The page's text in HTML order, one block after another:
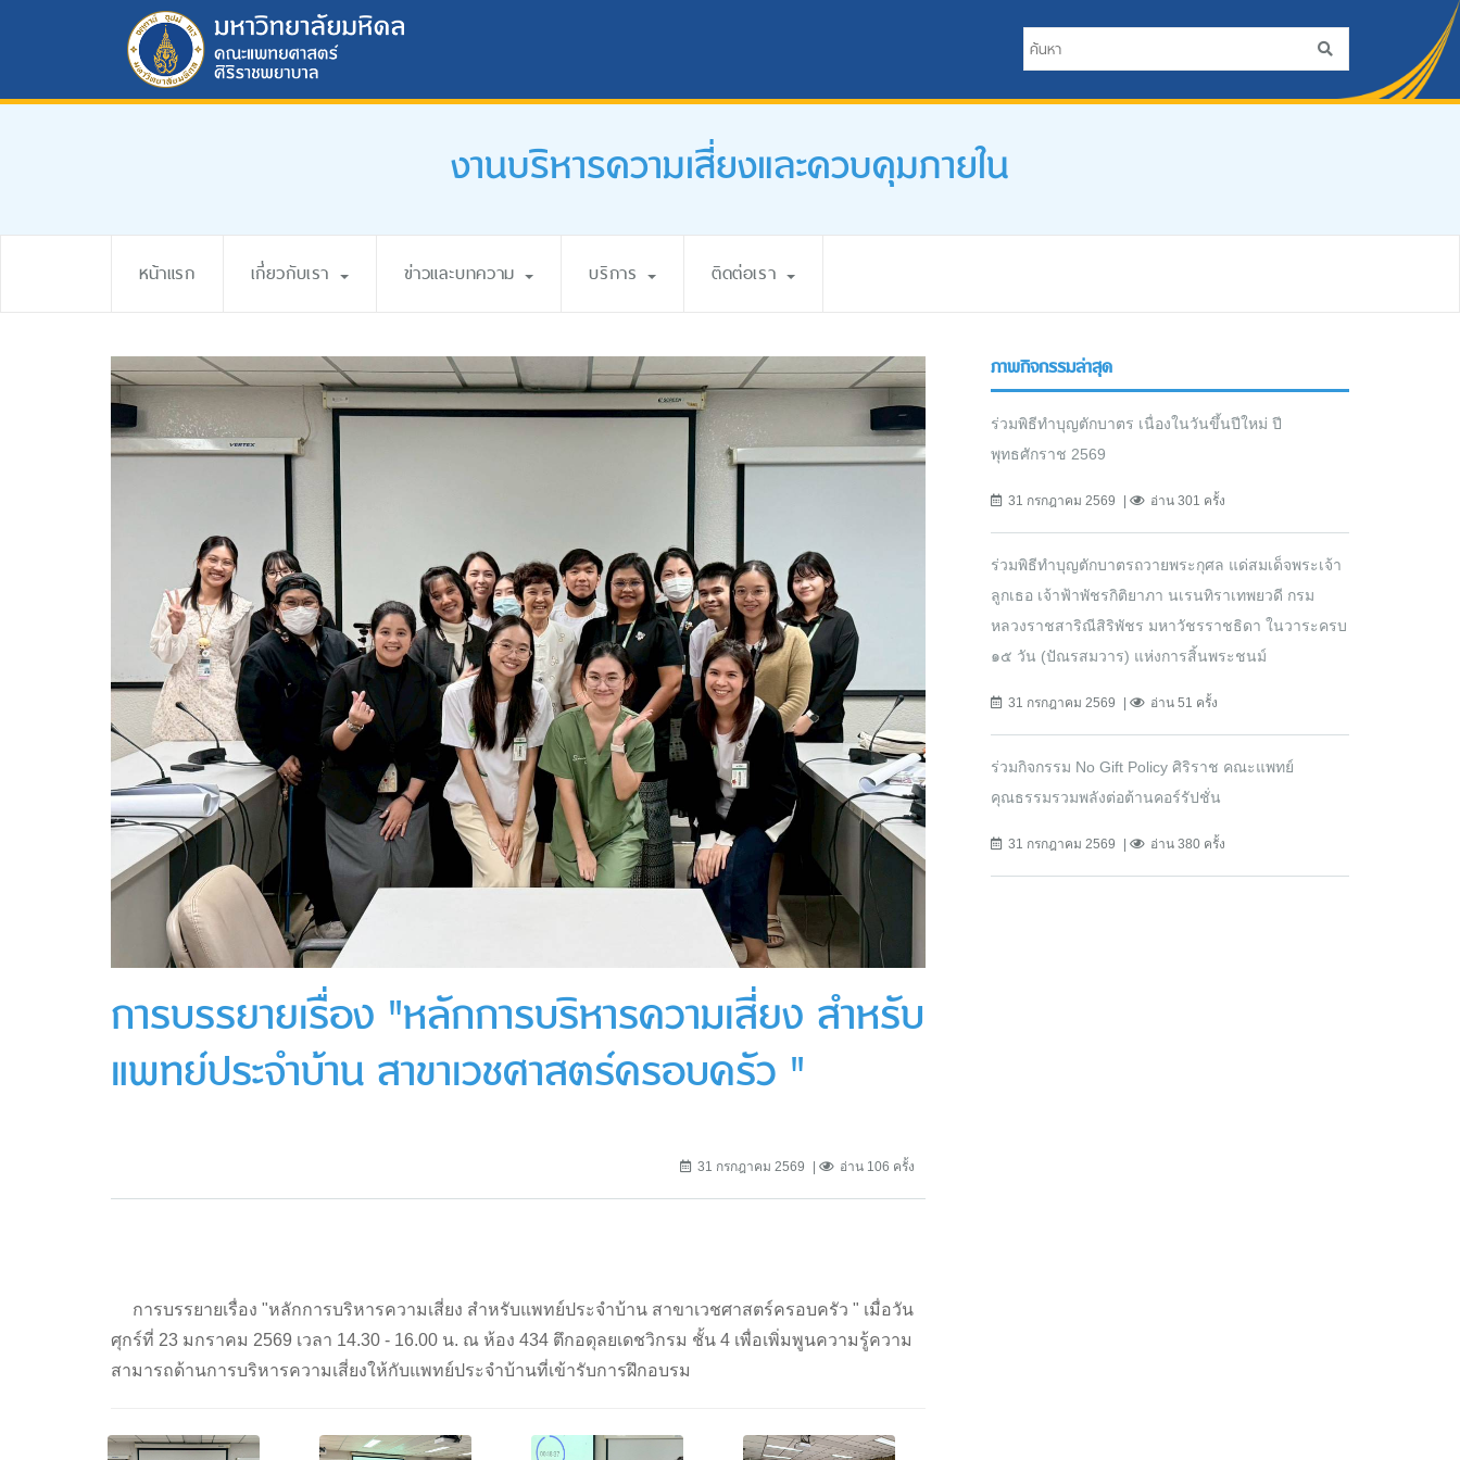
งานบริหารความเสี่ยงและควบคุมภายใน
หน้าแรก เกี่ยวกับเรา ข่าวและบทความ บริการ ติดต่อเรา
การบรรยายเรื่อง "หลักการบริหารความเสี่ยง สำหรับ
แพทย์ประจำบ้าน สาขาเวชศาสตร์ครอบครัว "
31 กรกฎาคม 2569 อ่าน 106 ครั้ง
การบรรยายเรื่อง "หลักการบริหารความเสี่ยง สำหรับแพทย์ประจำบ้าน สาขาเวชศาสตร์ครอบครัว " เมื่อวัน
ศุกร์ที่ 23 มกราคม 2569 เวลา 14.30 - 16.00 น. ณ ห้อง 434 ตึกอดุลยเดชวิกรม ชั้น 4 เพื่อเพิ่มพูนความรู้ความ
สามารถด้านการบริหารความเสี่ยงให้กับแพทย์ประจำบ้านที่เข้ารับการฝึกอบรม
ภาพกิจกรรมล่าสุด
ร่วมพิธีทำบุญตักบาตร เนื่องในวันขึ้นปีใหม่ ปี
พุทธศักราช 2569
31 กรกฎาคม 2569 อ่าน 301 ครั้ง
ร่วมพิธีทำบุญตักบาตรถวายพระกุศล แด่สมเด็จพระเจ้า
ลูกเธอ เจ้าฟ้าพัชรกิติยาภา นเรนทิราเทพยวดี กรม
หลวงราชสาริณีสิริพัชร มหาวัชรราชธิดา ในวาระครบ
๑๕ วัน (ปัณรสมวาร) แห่งการสิ้นพระชนม์
31 กรกฎาคม 2569 อ่าน 51 ครั้ง
ร่วมกิจกรรม No Gift Policy ศิริราช คณะแพทย์
คุณธรรมรวมพลังต่อต้านคอร์รัปชั่น
31 กรกฎาคม 2569 อ่าน 380 ครั้ง